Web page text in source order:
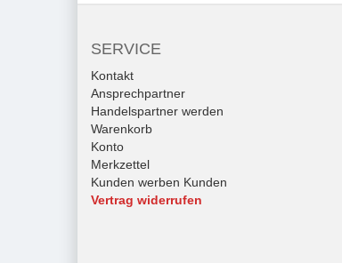
SERVICE
Kontakt
Ansprechpartner
Handelspartner werden
Warenkorb
Konto
Merkzettel
Kunden werben Kunden
Vertrag widerrufen